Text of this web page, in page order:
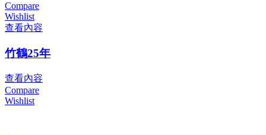
Compare
Wishlist
查看內容
竹鶴25年
查看內容
Compare
Wishlist